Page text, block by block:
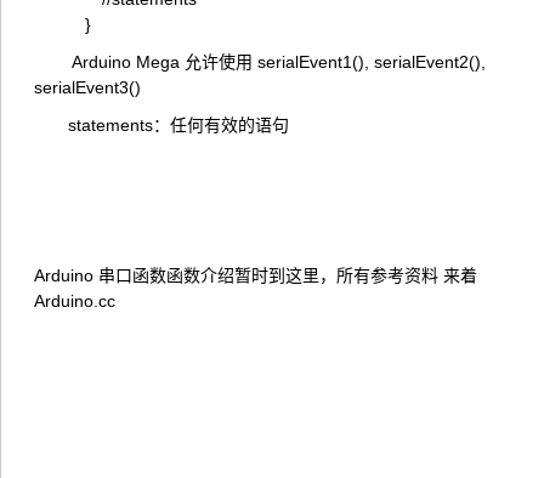
}
Arduino Mega 允许使用 serialEvent1(), serialEvent2(),
serialEvent3()
statements：任何有效的语句
Arduino 串口函数函数介绍暂时到这里，所有参考资料 来着
Arduino.cc